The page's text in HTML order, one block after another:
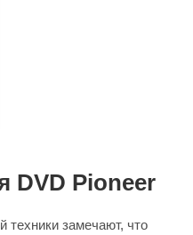
DVD Pioneer
техники замечают, что